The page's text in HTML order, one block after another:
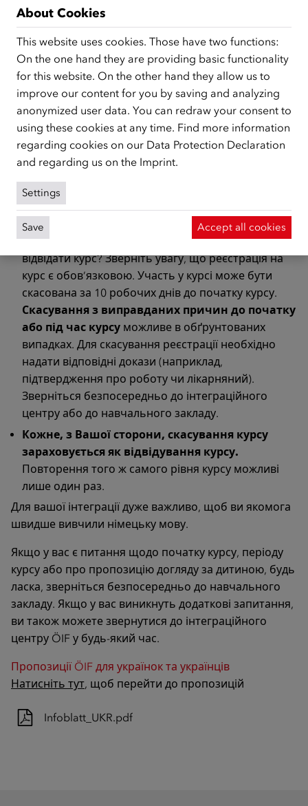
Що ви можете зробити, якщо ви пропускаєте окремі
дати курсу або змушені відмовитися від курсу?
Якщо ви пропустите заняття черезхворобу, ви
будете виправдані тільки тоді, коли надасте
довідку про хворобу або підтвердження лікаря
безпосередньо в навчальний заклад.
Якщо ви більше не в змозі відвідувати курс через
довготривалу хворобу або знайшли роботу, ви
можете перервати курс з наданням причини. Для
цього вам потрібно надати до навчального
закладу медичне
або підтвердження про працевлаштування.
Ви вже зареєстровані на курс, але не можете
відвідати курс? Зверніть увагу, що реєстрація на
курс є обов’язковою. Участь у курсі може бути
скасована за 10 робочих днів до початку курсу.
Скасування з виправданих причин до початку
або під час курсу можливе в обґрунтованих
випадках. Для скасування реєстрації необхідно
надати відповідні докази (наприклад,
підтвердження про роботу чи лікарняний).
Зверніться безпосередньо до інтеграційного
центру або до навчального закладу.
Кожне, з Вашої сторони, скасування курсу
зараховується як відвідування курсу.
Повторення того ж самого рівня курсу можливі
лише один раз.
Для вашої інтеграції дуже важливо, щоб ви якомога
швидше вивчили німецьку мову.
Якщо у вас є питання щодо початку курсу, періоду
курсу або про пропозицію догляду за дитиною, будь
ласка, зверніться безпосередньо до навчального
закладу. Якщо у вас виникнуть додаткові запитання,
ви також можете звернутися до інтеграційного
центру ÖIF у будь-який час.
Пропозиції ÖIF для українок та українців
Натисніть тут, щоб перейти до пропозицій
Infoblatt_UKR.pdf
About Cookies
This website uses cookies. Those have two functions:
On the one hand they are providing basic functionality
for this website. On the other hand they allow us to
improve our content for you by saving and analyzing
anonymized user data. You can redraw your consent to
using these cookies at any time. Find more information
regarding cookies on our Data Protection Declaration
and regarding us on the Imprint.
Settings
Save Accept all cookies